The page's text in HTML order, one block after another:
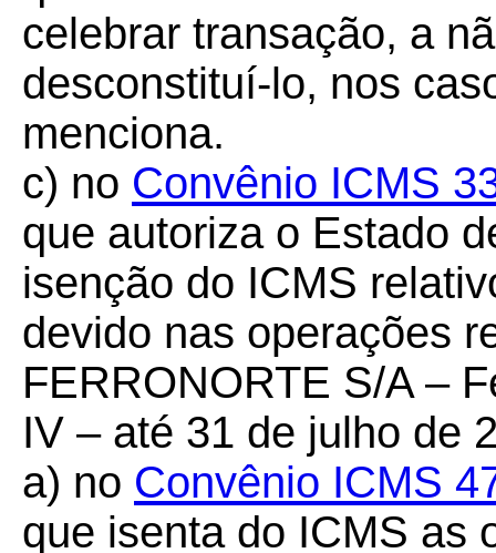
celebrar transação, a
desconstituí-lo, nos
menciona.
c) no Convênio ICMS
que autoriza o Estado
isenção do ICMS
devido nas operações
FERRONORTE S/A –
IV – até 31 de julho de
a) no Convênio ICMS
que isenta do ICMS as